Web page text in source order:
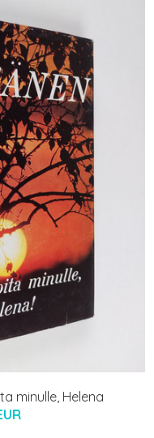
minulle, Helena